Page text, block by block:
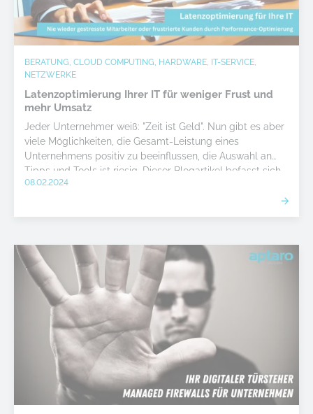
BERATUNG, CLOUD COMPUTING, HARDWARE, IT-SERVICE,
NETZWERKE
Latenzoptimierung Ihrer IT für weniger Frust und
mehr Umsatz
Jeder Unternehmer weiß: "Zeit ist Geld". Nun gibt es aber
viele Möglichkeiten, die Gesamt-Leistung eines
Unternehmens positiv zu beeinflussen, die Auswahl an
Tipps und Tools ist riesig. Dieser Blogartikel befasst sich
mit der sogenannten "Latenzoptimierung" innerhalb einer
Wettbewerbsvorteil schenken kann.
08.02.2024